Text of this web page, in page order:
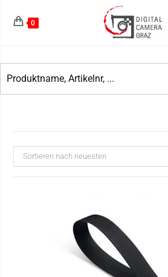
0
Sortieren nach neuesten